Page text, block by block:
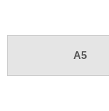
Zubehör
A5